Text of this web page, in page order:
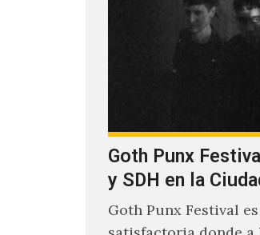
Goth Punx
y SDH en la
Goth Punx Festival